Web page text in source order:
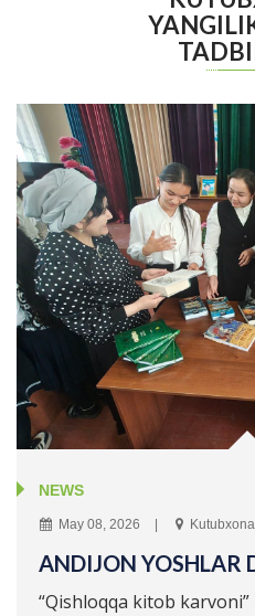
NEWS
May 08, 2026 Kutubxona
ANDIJON YOSHLAR
“Qishloqqa kitob